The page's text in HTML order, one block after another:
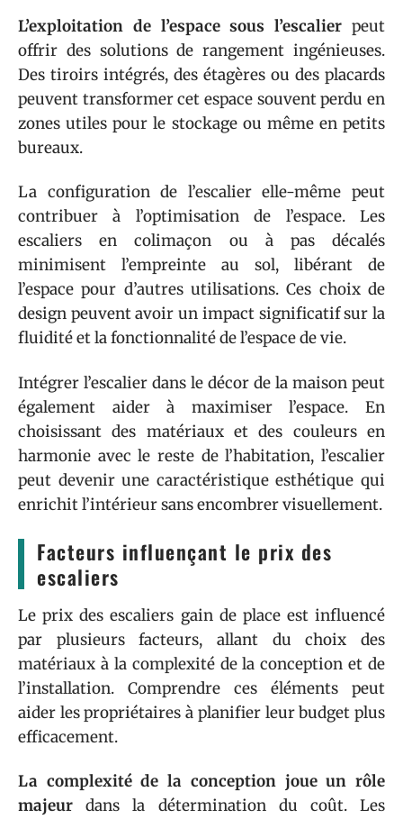
L’exploitation de l’espace sous l’escalier peut
offrir des solutions de rangement ingénieuses.
Des tiroirs intégrés, des étagères ou des placards
peuvent transformer cet espace souvent perdu en
zones utiles pour le stockage ou même en petits
bureaux.
La configuration de l’escalier elle-même peut
contribuer à l’optimisation de l’espace. Les
escaliers en colimaçon ou à pas décalés
minimisent l’empreinte au sol, libérant de
l’espace pour d’autres utilisations. Ces choix de
design peuvent avoir un impact significatif sur la
fluidité et la fonctionnalité de l’espace de vie.
Intégrer l’escalier dans le décor de la maison peut
également aider à maximiser l’espace. En
choisissant des matériaux et des couleurs en
harmonie avec le reste de l’habitation, l’escalier
peut devenir une caractéristique esthétique qui
enrichit l’intérieur sans encombrer visuellement.
Facteurs influençant le prix des
escaliers
Le prix des escaliers gain de place est influencé
par plusieurs facteurs, allant du choix des
matériaux à la complexité de la conception et de
l’installation. Comprendre ces éléments peut
aider les propriétaires à planifier leur budget plus
efficacement.
La complexité de la conception joue un rôle
majeur dans la détermination du coût. Les